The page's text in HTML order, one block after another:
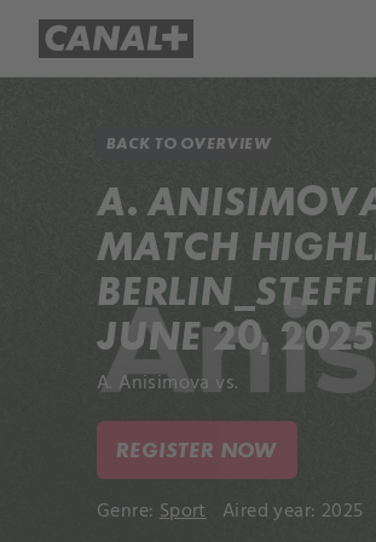
BACK TO OVERVIEW
A.
MATCH
JUNE 20,
A. Anisimova vs.
REGISTER NOW
Genre: Sport Aired year: 2025